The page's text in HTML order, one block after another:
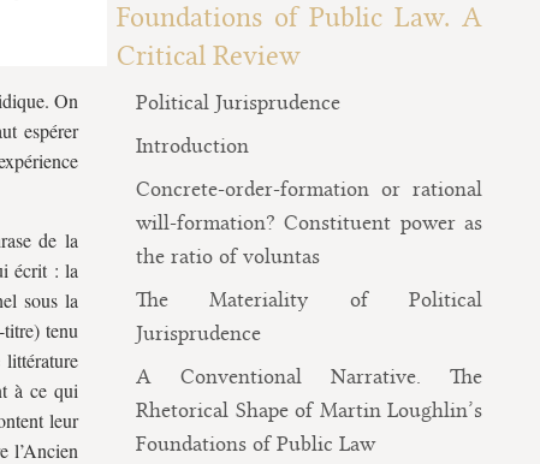
On
espérer
de la
écrit : la
sous la
tenu
à ce qui
leur
l’Ancien
Foundations of Public Law. A
Critical Review
Political Jurisprudence
Introduction
Concrete-order-formation or rational
will-formation? Constituent power as
the ratio of voluntas
The Materiality of Political
Jurisprudence
A Conventional Narrative. The
Rhetorical Shape of Martin Loughlin’s
Foundations of Public Law